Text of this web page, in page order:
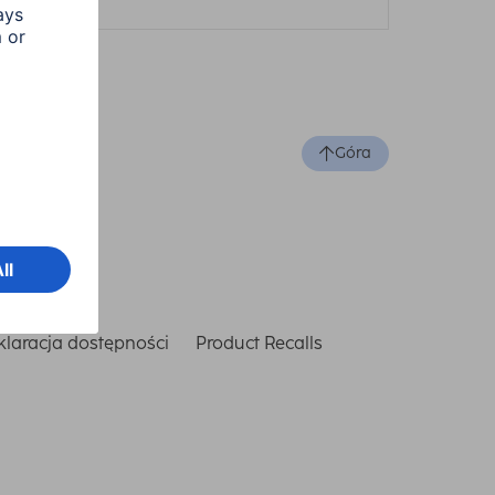
Góra
dostępności Product Recalls